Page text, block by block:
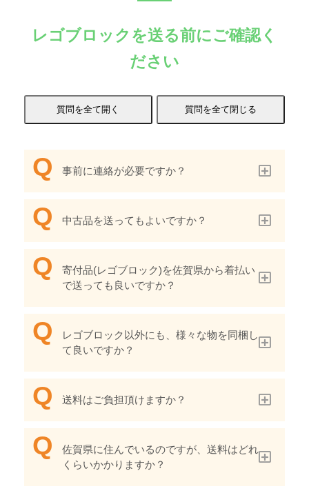
レゴブロックを送る前にご確認く
ださい
事前に連絡が必要ですか？
中古品を送ってもよいですか？
寄付品(レゴブロック)を佐賀県から着払い
で送っても良いですか？
レゴブロック以外にも、様々な物を同梱し
て良いですか？
送料はご負担頂けますか？
佐賀県に住んでいるのですが、送料はどれ
くらいかかりますか？